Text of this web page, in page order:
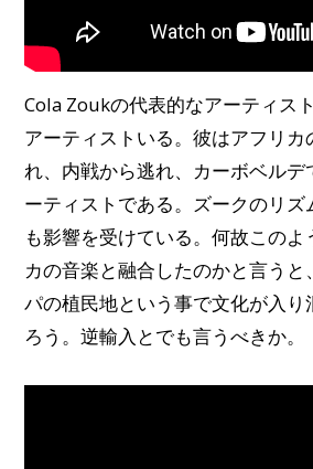
Cola Zoukの代表的なアーティス
アーティストいる。彼はアフリカ
れ、内戦から逃れ、カーボベルデ
ーティストである。ズークのリズ
も影響を受けている。何故このよ
カの音楽と融合したのかと言うと
パの植民地という事で文化が入り
ろう。逆輸入とでも言うべきか。